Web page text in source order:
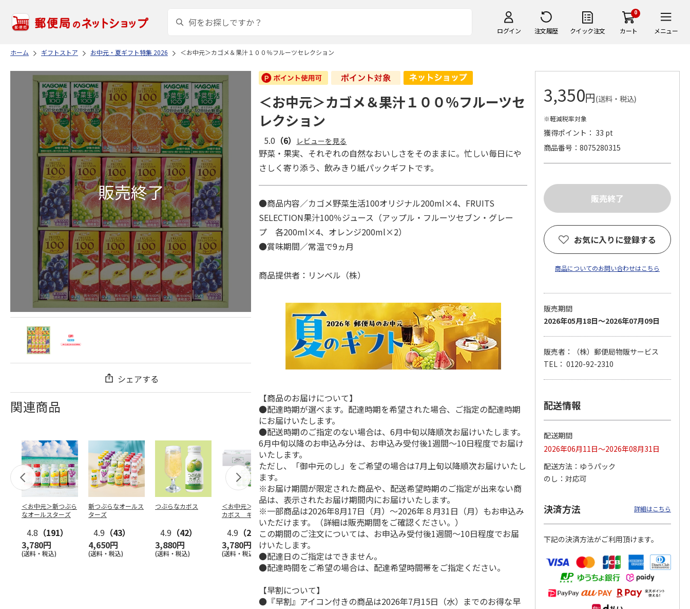
ログイン 注文履歴 クイック注文
0
カート メニュー
ホーム ギフトストア お中元・夏ギフト特集 2026 ＜お中元＞カゴメ＆果汁１００％フルーツセレクション
シェアする
関連商品
＜お中元＞新つぶら
なオールスターズ
4.8 （191）
3,780円
(送料・税込)
新つぶらなオールス
ターズ
4.9 （43）
4,650円
(送料・税込)
つぶらなカボス
4.9 （42）
3,880円
(送料・税込)
＜お中元＞つぶらな
カボス ギフト
4.9 （28）
3,780円
(送料・税込)
つぶらなパイン
4.9（29）
3,880円
(送料・税込)
＜お中元＞夏のゴク
ゴク４種セット
4.7 （19）
(送料・税込)
ももうめＡ
4.7（14）
ＷＥＢ定期便つぶら
なバラエティコース
4.6（11）
ももうめ・りんごう
めアソート
3,460円
＜お中元＞新つぶら
なオールスターズ
２箱
7,250円
(送料・税込)
＜お中元＞カゴメ＆果汁１００％フルーツセ
レクション
5.0 （6） レビューを見る
野菜・果実、それぞれの自然なおいしさをそのままに。忙しい毎日にや
さしく寄り添う、飲みきり紙パックギフトです。
●商品内容／カゴメ野菜生活100オリジナル200ml×4、FRUITS
SELECTION果汁100％ジュース（アップル・フルーツセブン・グレー
プ 各200ml×4、オレンジ200ml×2）
●賞味期間／常温で9ヵ月
商品提供者：リンベル（株）
【商品のお届けについて】
●配達時期が選べます。配達時期を希望された場合、ご指定の配達時期
にお届けいたします。
●配送時期のご指定のない場合は、6月中旬以降順次お届けいたします。
6月中旬以降のお申込み分は、お申込み受付後1週間～10日程度でお届け
いたします。
ただし、「御中元のし」をご希望の場合は7月上旬以降順次お届けいたし
ます。
※お届け期間が限定された商品や、配送希望時期のご指定が出来ない商
品は、表示されたお届け期間内にお届けいたします。
※一部商品は2026年8月17日（月）～2026年８月31日（月）もお申込み
いただけます。（詳細は販売期間をご確認ください。）
この期間のご注文については、お申込み受付後1週間～10日程度でお届
けいたします。
●配達日のご指定はできません。
●配達時間をご希望の場合は、配達希望時間帯をご指定ください。
【早割について】
●『早割』アイコン付きの商品は2026年7月15日（水）までのお得な早
3,350円(送料・税込)
※軽減税率対象
獲得ポイント： 33 pt
商品番号
8075280315
お気に入りに登録する
商品についてのお問い合わせはこちら
販売期間
2026年05月18日～2026年07月09日
販売者：（株）郵便局物販サービス
TEL： 0120-92-2310
配送情報
配送期間
2026年06月11日～2026年08月31日
配送方法
ゆうパック
のし
対応可
決済方法 詳細はこちら
下記の決済方法がご利用頂けます。